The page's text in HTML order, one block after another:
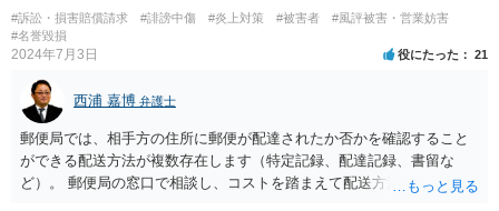
#訴訟・損害賠償請求 #誹謗中傷 #炎上対策 #被害者
#風評被害・営業妨害
#名誉毀損
2024年7月3日 役にたった 21
西浦 嘉博 弁護士
郵便局では、相手方の住所に郵便が配達されたか否かを確認すること
ができる配送方法が複数存在します（特定記録、配達記録、書留な
ど）。 郵便局の窓口で相談し、コストを踏まえて配送方法を選択され